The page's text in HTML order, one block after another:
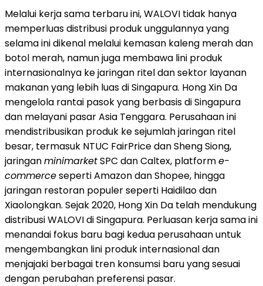
Melalui kerja sama terbaru ini, WALOVI tidak hanya
memperluas distribusi produk unggulannya yang
selama ini dikenal melalui kemasan kaleng merah dan
botol merah, namun juga membawa lini produk
internasionalnya ke jaringan ritel dan sektor layanan
makanan yang lebih luas di Singapura. Hong Xin Da
mengelola rantai pasok yang berbasis di Singapura
dan melayani pasar Asia Tenggara. Perusahaan ini
mendistribusikan produk ke sejumlah jaringan ritel
besar, termasuk NTUC FairPrice dan Sheng Siong,
jaringanminimarketSPC dan Caltex, platforme-
commerceseperti Amazon dan Shopee, hingga
jaringan restoran populer seperti Haidilao dan
Xiaolongkan. Sejak 2020, Hong Xin Da telah mendukung
distribusi WALOVI di Singapura. Perluasan kerja sama ini
menandai fokus baru bagi kedua perusahaan untuk
mengembangkan lini produk internasional dan
menjajaki berbagai tren konsumsi baru yang sesuai
dengan perubahan preferensi pasar.